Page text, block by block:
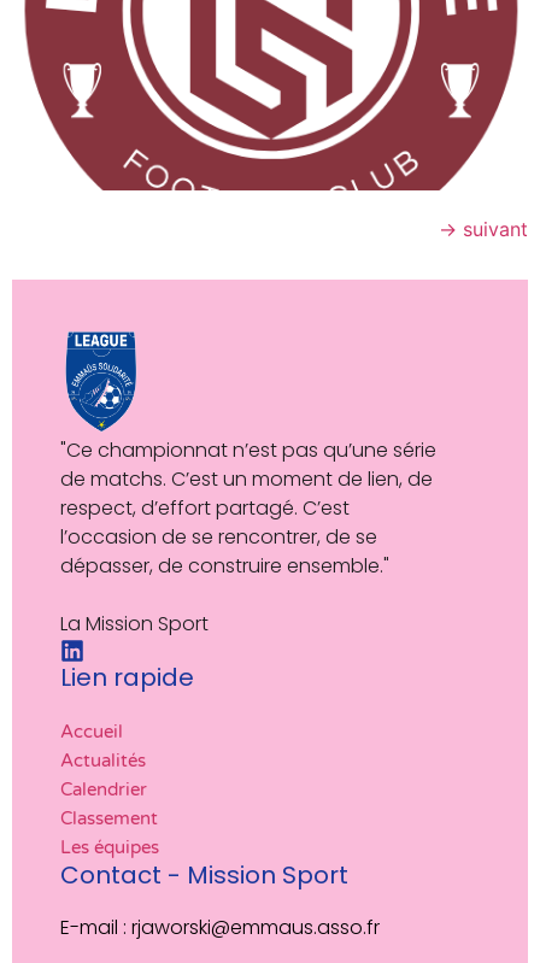
→ suivant
"Ce championnat n’est pas qu’une série
de matchs. C’est un moment de lien, de
respect, d’effort partagé. C’est
l’occasion de se rencontrer, de se
dépasser, de construire ensemble."
La Mission Sport
Lien rapide
Accueil
Actualités
Calendrier
Classement
Les équipes
Contact - Mission Sport
E-mail : rjaworski@emmaus.asso.fr